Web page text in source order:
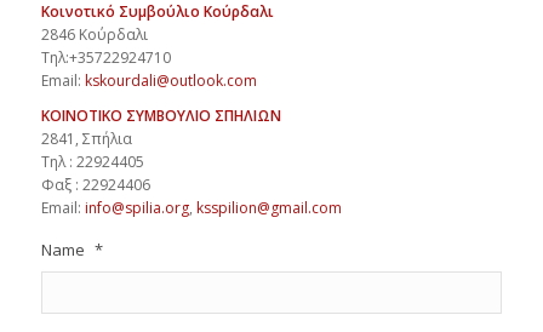
Κοινοτικό Συμβούλιο Κούρδαλι
2846 Κούρδαλι
Τηλ:+35722924710
Email: kskourdali@outlook.com
ΚΟΙΝΟΤΙΚΟ ΣΥΜΒΟΥΛΙΟ ΣΠΗΛΙΩΝ
2841, Σπήλια
Τηλ : 22924405
Φαξ : 22924406
Email: info@spilia.org, ksspilion@gmail.com
Name *